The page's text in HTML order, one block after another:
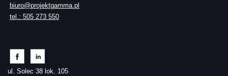
biuro@projektgamma.pl
tel.: 505 273 550
ul. Solec 38 lok. 105